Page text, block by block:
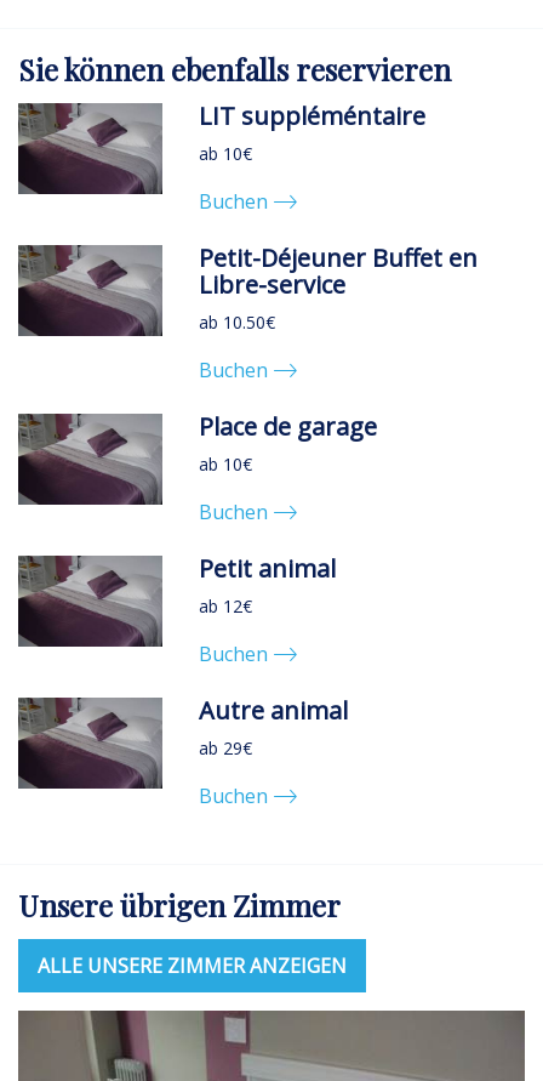
Sie könnenebenfallsreservieren
LIT suppléméntaire
ab 10€
Buchen
Petit-Déjeuner Buffet en
Libre-service
ab 10.50€
Buchen
Place de garage
ab 10€
Buchen
Petit animal
ab 12€
Buchen
Autre animal
ab 29€
Buchen
Unsere übrigen Zimmer
ALLE UNSERE ZIMMER ANZEIGEN